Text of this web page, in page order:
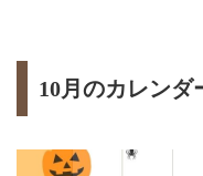
10月のカレンダ